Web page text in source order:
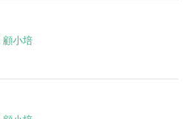
顧小培